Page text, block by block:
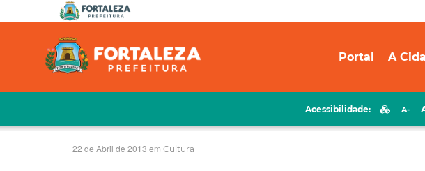
Portal A
Acessibilidade: A-
22 de Abril de 2013 em Cultura